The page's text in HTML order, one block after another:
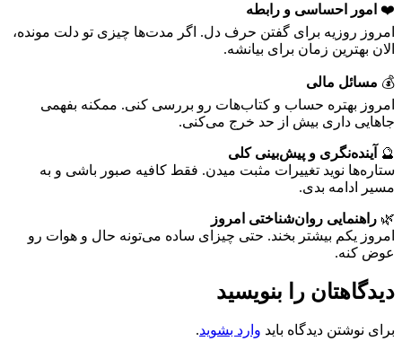
❤️ امور احساسی و رابطه
امروز روزیه برای گفتن حرف دل. اگر مدت‌ها چیزی تو دلت مونده،
الان بهترین زمان برای بیانشه.
💰 مسائل مالی
امروز بهتره حساب و کتاب‌هات رو بررسی کنی. ممکنه بفهمی
جاهایی داری بیش از حد خرج می‌کنی.
🔮 آینده‌نگری و پیش‌بینی کلی
ستاره‌ها نوید تغییرات مثبت میدن. فقط کافیه صبور باشی و به
مسیر ادامه بدی.
🌿 راهنمایی روان‌شناختی امروز
امروز یکم بیشتر بخند. حتی چیزای ساده می‌تونه حال و هوات رو
عوض کنه.
دیدگاهتان را بنویسید
برای نوشتن دیدگاه باید وارد بشوید.